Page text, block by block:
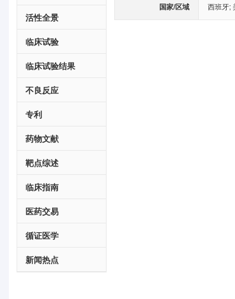
活性全景
临床试验
临床试验结果
不良反应
专利
药物文献
靶点综述
临床指南
医药交易
循证医学
新闻热点
国家/区域 西班牙;